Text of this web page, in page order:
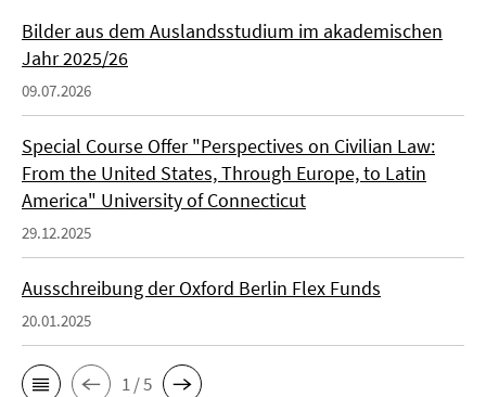
Bilder aus dem Auslandsstudium im akademischen
Jahr 2025/26
09.07.2026
Special Course Offer "Perspectives on Civilian Law:
From the United States, Through Europe, to Latin
America" University of Connecticut
29.12.2025
Ausschreibung der Oxford Berlin Flex Funds
20.01.2025
1 / 5